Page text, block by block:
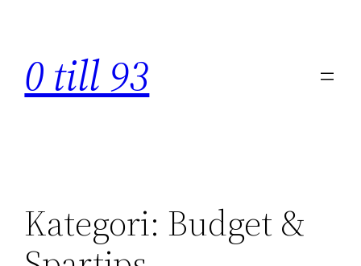
innehåll
0 till 93
Kategori: Budget &